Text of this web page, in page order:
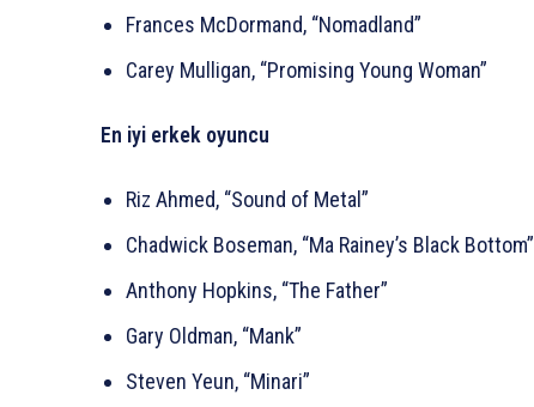
Frances McDormand, “Nomadland”
Carey Mulligan, “Promising Young Woman”
En iyi erkek oyuncu
Riz Ahmed, “Sound of Metal”
Chadwick Boseman, “Ma Rainey’s Black Bottom”
Anthony Hopkins, “The Father”
Gary Oldman, “Mank”
Steven Yeun, “Minari”